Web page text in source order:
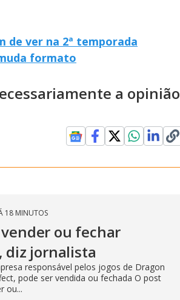
de ver na 2ª temporada
formato
a opinião
18 MINUTOS
vender ou fechar
diz jornalista
responsável pelos jogos de Dragon
pode ser vendida ou fechada O post
ou...